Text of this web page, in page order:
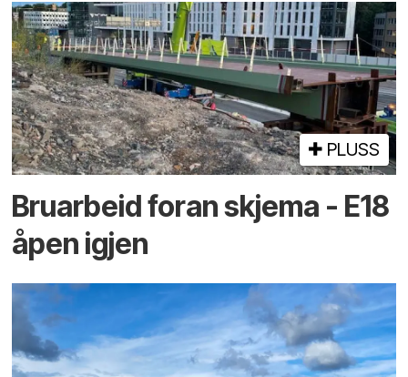
PLUSS
Bruarbeid foran skjema - E18
åpen igjen